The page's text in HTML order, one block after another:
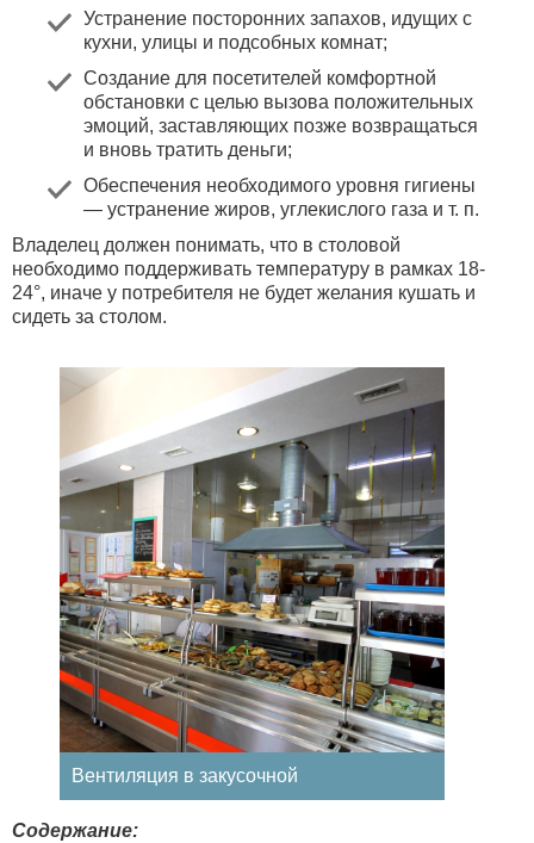
Устранение посторонних запахов, идущих с
кухни, улицы и подсобных комнат;
Создание для посетителей комфортной
обстановки с целью вызова положительных
эмоций, заставляющих позже возвращаться
и вновь тратить деньги;
Обеспечения необходимого уровня гигиены
— устранение жиров, углекислого газа и т. п.
Владелец должен понимать, что в столовой
необходимо поддерживать температуру в рамках 18-
24°, иначе у потребителя не будет желания кушать и
сидеть за столом.
Вентиляция в закусочной
Содержание: